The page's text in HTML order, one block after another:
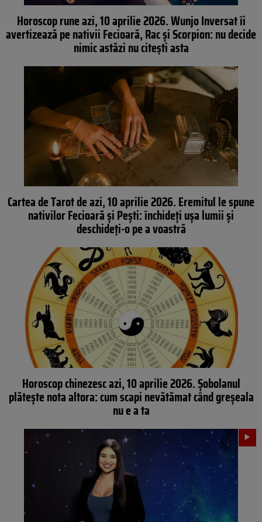
Horoscop rune azi, 10 aprilie 2026. Wunjo Inversat îi
avertizează pe nativii Fecioară, Rac și Scorpion: nu decide
nimic astăzi nu citești asta
Cartea de Tarot de azi, 10 aprilie 2026. Eremitul le spune
nativilor Fecioară și Pești: închideți ușa lumii și
deschideți-o pe a voastră
Horoscop chinezesc azi, 10 aprilie 2026. Șobolanul
plătește nota altora: cum scapi nevătămat când greșeala
nu e a ta